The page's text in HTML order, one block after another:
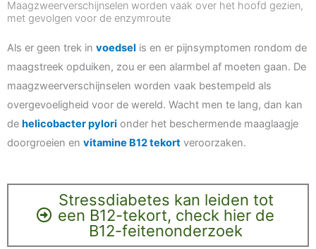
Maagzweerverschijnselen worden vaak over het hoofd gezien,
met gevolgen voor de enzymroute
Als er geen trek in voedsel is en er pijnsymptomen rondom de
maagstreek opduiken, zou er een alarmbel af moeten gaan. De
maagzweerverschijnselen worden vaak bestempeld als
overgevoeligheid voor de wereld. Wacht men te lang, dan kan
de helicobacter pylori onder het beschermende maaglaagje
doorgroeien en vitamine B12 tekort veroorzaken.
Stressdiabetes kan leiden tot
een B12-tekort, check hier de
B12-feitenonderzoek